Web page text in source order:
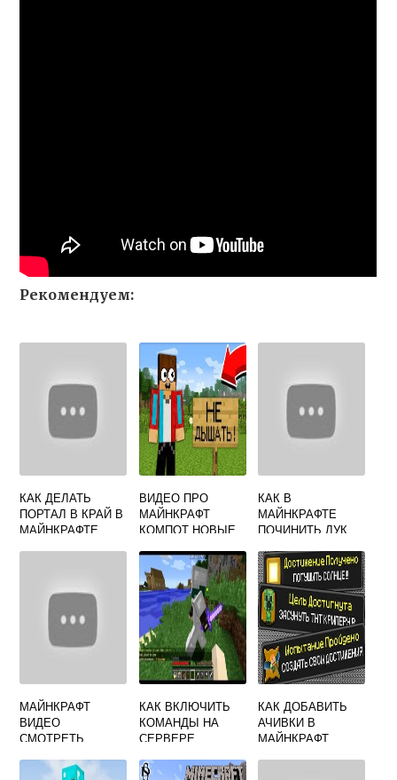
Рекомендуем:
КАК ДЕЛАТЬ
ПОРТАЛ В КРАЙ В
МАЙНКРАФТЕ
ВИДЕО ПРО
МАЙНКРАФТ
КОМПОТ НОВЫЕ
КАК В
МАЙНКРАФТЕ
ПОЧИНИТЬ ЛУК
МАЙНКРАФТ
ВИДЕО
СМОТРЕТЬ
КАК ВКЛЮЧИТЬ
КОМАНДЫ НА
СЕРВЕРЕ
КАК ДОБАВИТЬ
АЧИВКИ В
МАЙНКРАФТ